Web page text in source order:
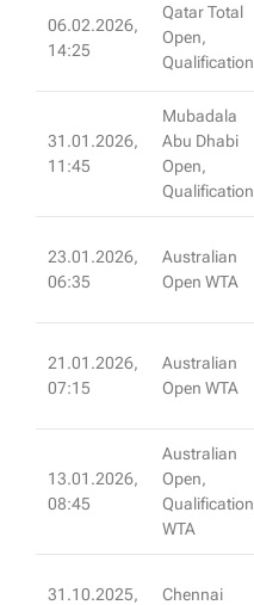
06.02.2026,
14:25
Qatar Total
Open,
Qualification
31.01.2026,
11:45
Mubadala
Abu Dhabi
Open,
Qualification
23.01.2026,
06:35
Australian
Open WTA
21.01.2026,
07:15
Australian
Open WTA
13.01.2026,
08:45
Australian
Open,
Qualification
WTA
31.10.2025,
Chennai